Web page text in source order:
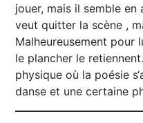
jouer, mais il semble
veut quitter la scène ,
Malheureusement pour
le plancher le
physique où la poésie
danse et une certaine